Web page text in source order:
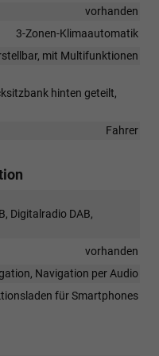
vorhanden
3-Zonen-Klimaautomatik
mit Multifunktionen
hinten geteilt,
Fahrer
Digitalradio DAB,
vorhanden
Navigation per Audio
für Smartphones